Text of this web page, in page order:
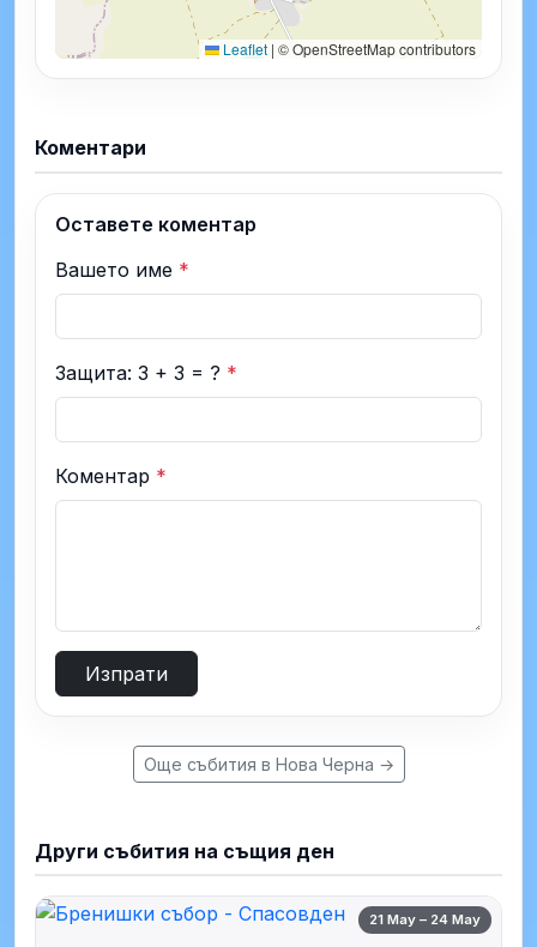
Leaflet | © OpenStreetMap contributors
Коментари
Оставете коментар
Вашето име *
Защита: 3 + 3 = ? *
Коментар *
Изпрати
Още събития в Нова Черна →
Други събития на същия ден
21 May – 24 May